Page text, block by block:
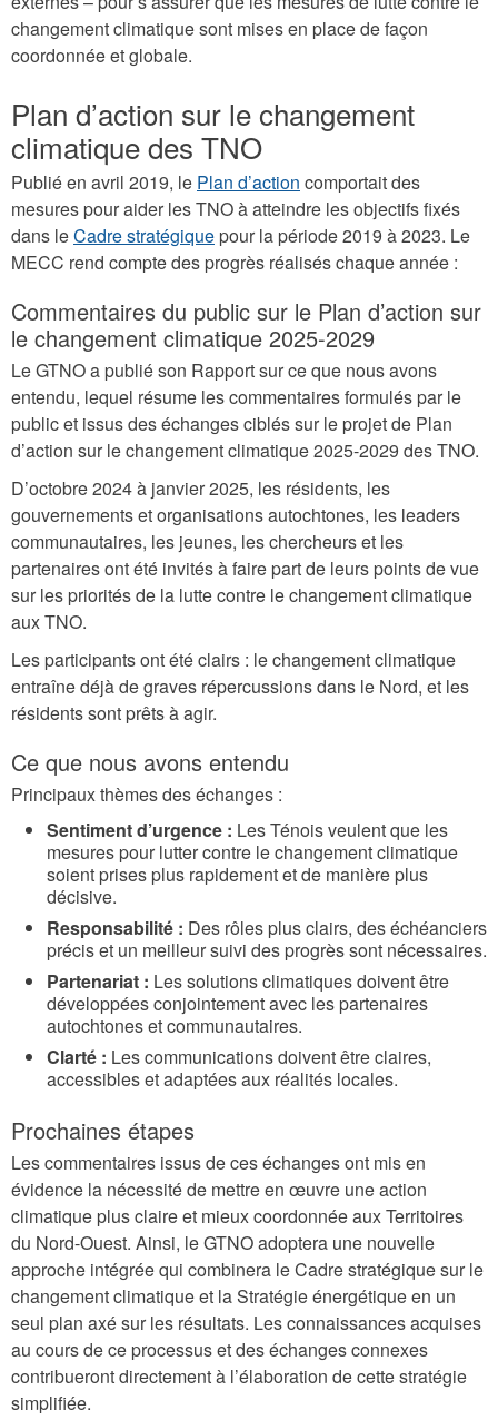
changement climatique sont mises en place de façon
coordonnée et globale.
Plan d’action sur le changement
climatique des TNO
Publié en avril 2019, le Plan d’action comportait des
mesures pour aider les TNO à atteindre les objectifs fixés
dans leCadre stratégiquepour la période 2019 à 2023. Le
MECC rend compte des progrès réalisés chaque année :
Commentaires du public sur le Plan d’action sur
le changement climatique 2025-2029
Le GTNO a publié son Rapport sur ce que nous avons
entendu, lequel résume les commentaires formulés par le
public et issus des échanges ciblés sur le projet de Plan
d’action sur le changement climatique 2025-2029 des TNO.
D’octobre 2024 à janvier 2025, les résidents, les
gouvernements et organisations autochtones, les leaders
communautaires, les jeunes, les chercheurs et les
partenaires ont été invités à faire part de leurs points de vue
sur les priorités de la lutte contre le changement climatique
aux TNO.
Les participants ont été clairs : le changement climatique
entraîne déjà de graves répercussions dans le Nord, et les
résidents sont prêts à agir.
Ce que nous avons entendu
Principaux thèmes des échanges :
Sentiment d’urgence : Les Ténois veulent que les
mesures pour lutter contre le changement climatique
soient prises plus rapidement et de manière plus
décisive.
Responsabilité : Des rôles plus clairs, des échéanciers
précis et un meilleur suivi des progrès sont nécessaires.
Partenariat : Les solutions climatiques doivent être
développées conjointement avec les partenaires
autochtones et communautaires.
Clarté : Les communications doivent être claires,
accessibles et adaptées aux réalités locales.
Prochaines étapes
Les commentaires issus de ces échanges ont mis en
évidence la nécessité de mettre en œuvre une action
climatique plus claire et mieux coordonnée aux Territoires
du Nord-Ouest. Ainsi, le GTNO adoptera une nouvelle
approche intégrée qui combinera le Cadre stratégique sur le
changement climatique et la Stratégie énergétique en un
seul plan axé sur les résultats. Les connaissances acquises
au cours de ce processus et des échanges connexes
contribueront directement à l’élaboration de cette stratégie
simplifiée.